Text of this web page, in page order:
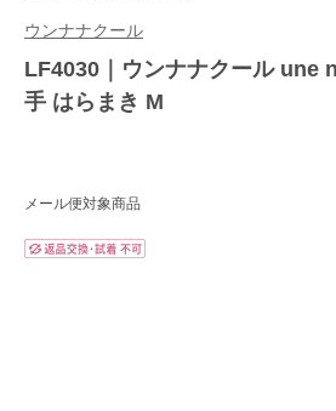
ウンナナクール
LF4030｜ウンナナクール une
手 はらまき M
メール便対象商品